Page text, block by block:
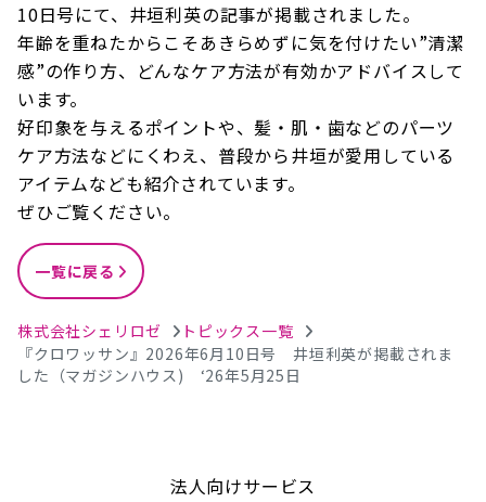
株式会社シェリロゼ
トピックス一覧
『クロワッサン』2026年6月10日号 井垣利英が掲載されま
した（マガジンハウス) ‘26年5月25日
10日号にて、井垣利英の記事が掲載されました。
年齢を重ねたからこそあきらめずに気を付けたい”清潔
感”の作り方、どんなケア方法が有効かアドバイスして
います。
好印象を与えるポイントや、髪・肌・歯などのパーツ
ケア方法などにくわえ、普段から井垣が愛用している
アイテムなども紹介されています。
ぜひご覧ください。
一覧に戻る
法人向けサービス